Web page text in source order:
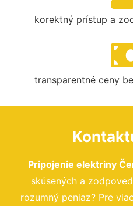
korektný prístup a
transparentné ceny
Pripojenie elektriny
skúsených a
rozumný peniaz? Pre